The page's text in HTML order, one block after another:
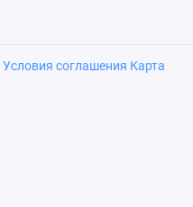
Условия соглашения Карта